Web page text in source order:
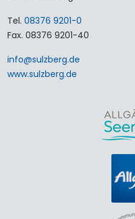
Tel. 08376 9201-0
Fax. 08376 9201-40
info@sulzberg.de
www.sulzberg.de